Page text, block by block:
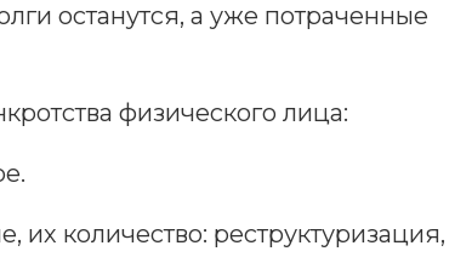
останутся, а уже потраченные
физического лица:
количество: реструктуризация,